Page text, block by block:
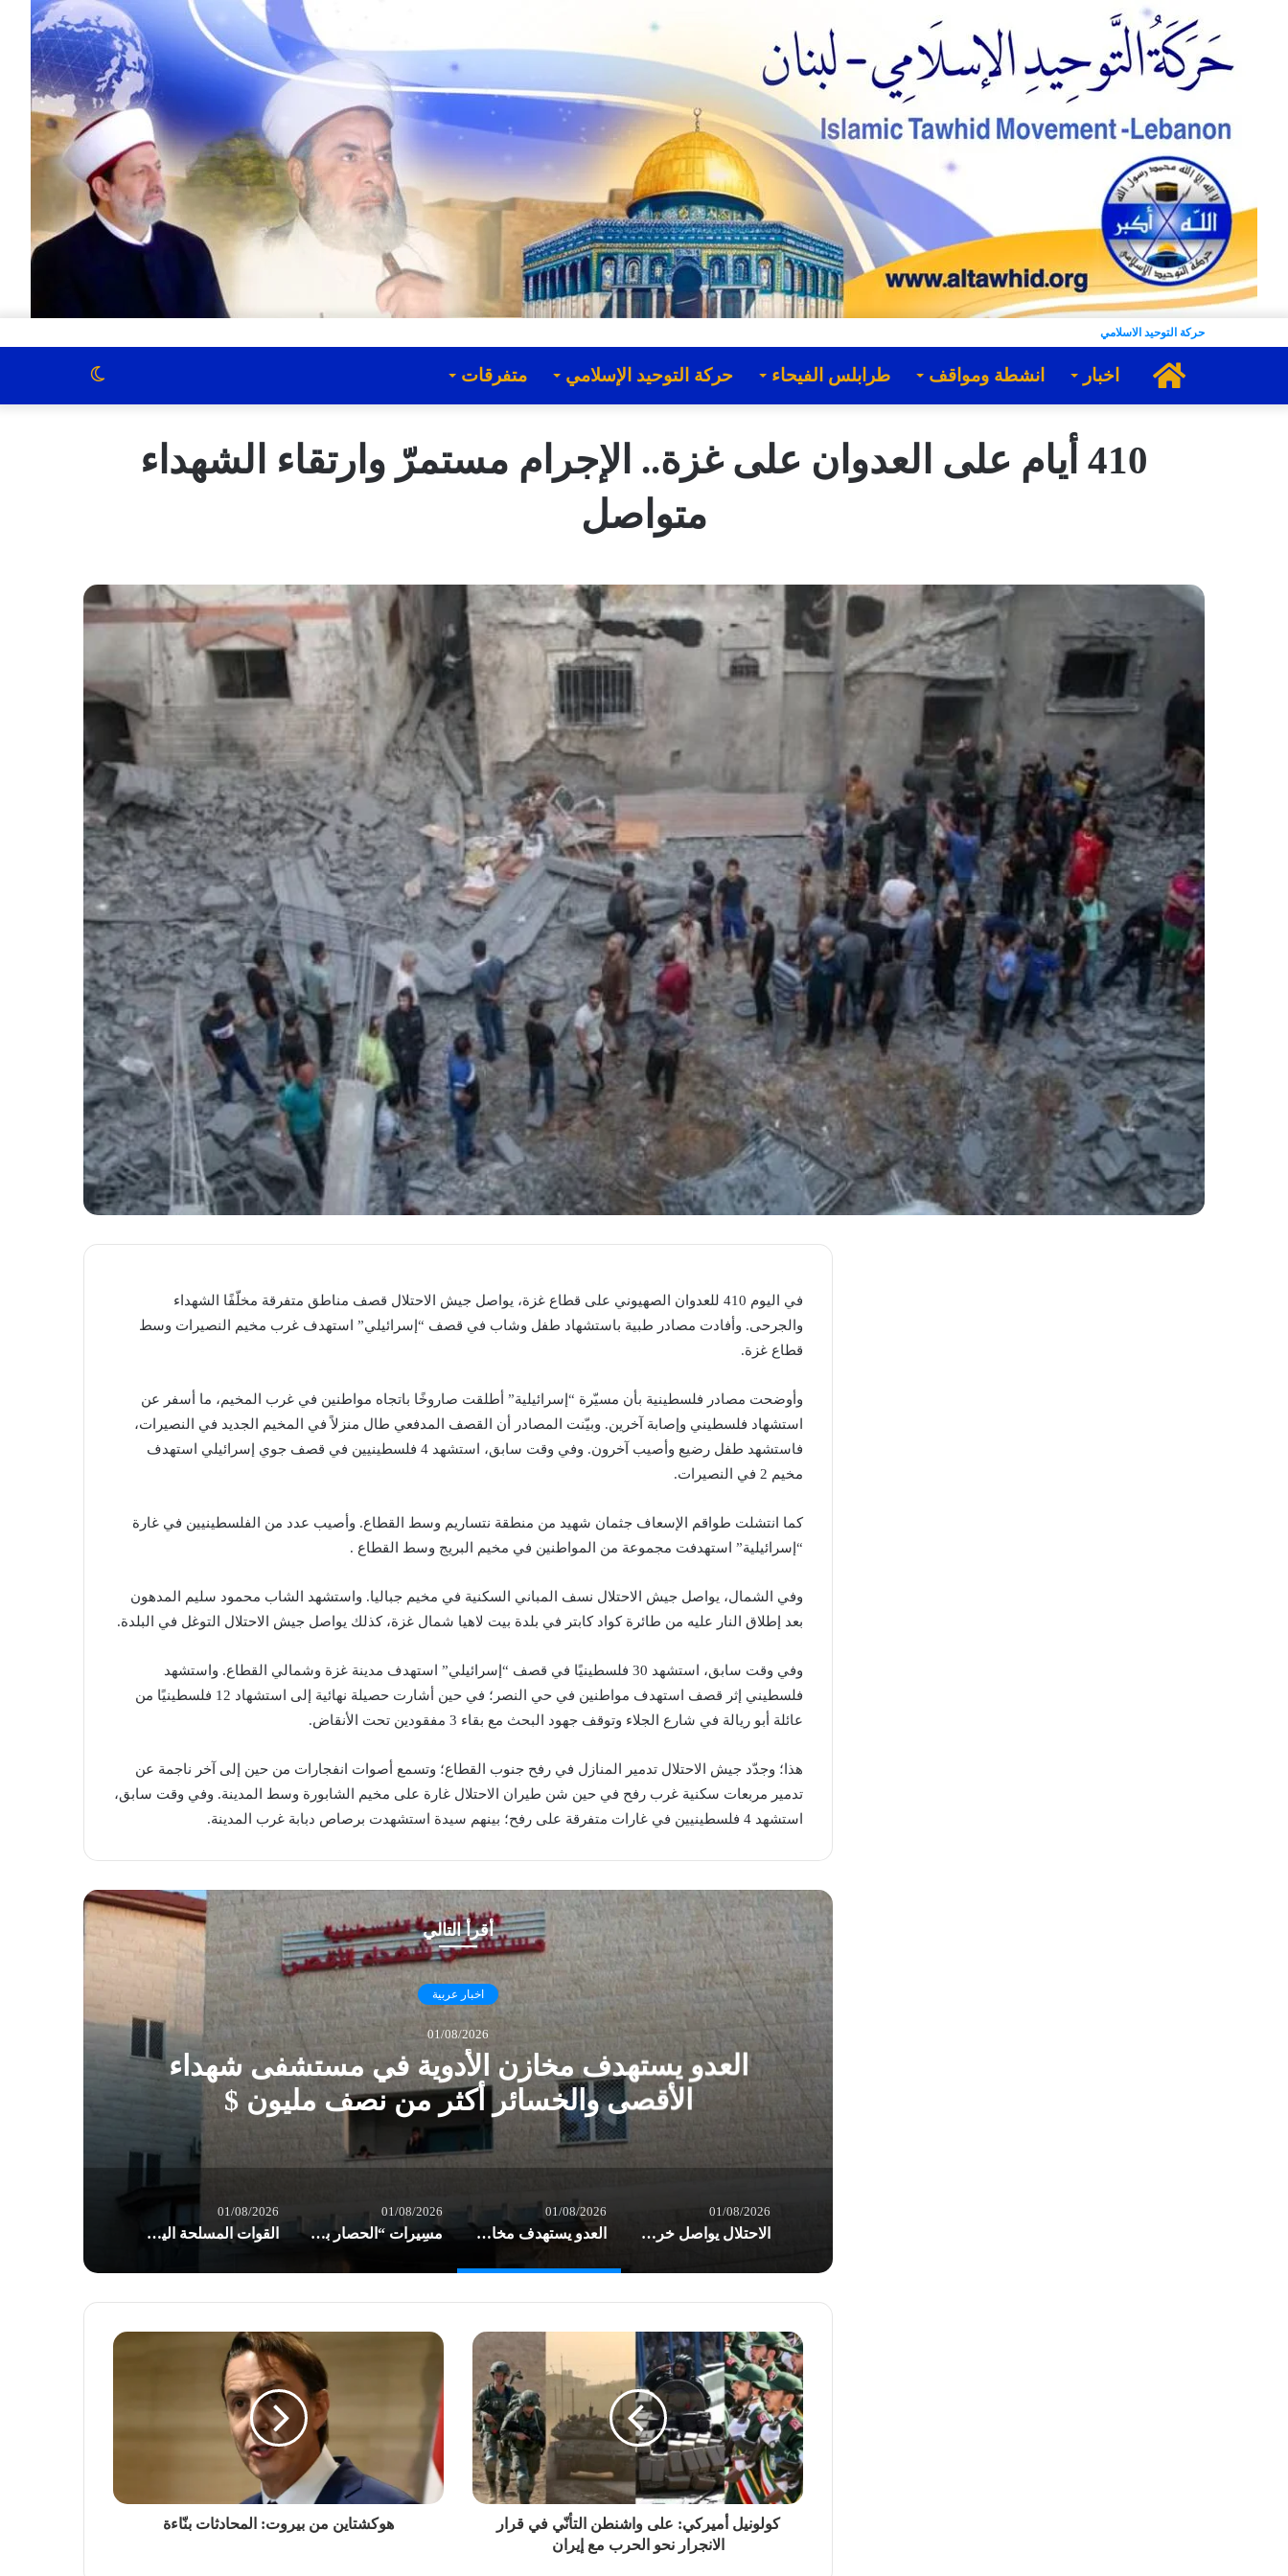
حركة التوحيد الاسلامي
الرئيسية
اخبار انشطة ومواقف طرابلس الفيحاء حركة التوحيد الإسلامي متفرقات الوضع
410 أيام على العدوان على غزة.. الإجرام مستمرّ وارتقاء الشهداء
متواصل
في اليوم 410 للعدوان الصهيوني على قطاع غزة، يواصل جيش الاحتلال قصف مناطق متفرقة مخلّفًا الشهداء
والجرحى. وأفادت مصادر طبية باستشهاد طفل وشاب في قصف “إسرائيلي” استهدف غرب مخيم النصيرات وسط
قطاع غزة.
وأوضحت مصادر فلسطينية بأن مسيّرة “إسرائيلية” أطلقت صاروخًا باتجاه مواطنين في غرب المخيم، ما أسفر عن
استشهاد فلسطيني وإصابة آخرين. وبيّنت المصادر أن القصف المدفعي طال منزلاً في المخيم الجديد في النصيرات،
فاستشهد طفل رضيع وأصيب آخرون. وفي وقت سابق، استشهد 4 فلسطينيين في قصف جوي إسرائيلي استهدف
مخيم 2 في النصيرات.
كما انتشلت طواقم الإسعاف جثمان شهيد من منطقة نتساريم وسط القطاع. وأصيب عدد من الفلسطينيين في غارة
“إسرائيلية” استهدفت مجموعة من المواطنين في مخيم البريج وسط القطاع .
وفي الشمال، يواصل جيش الاحتلال نسف المباني السكنية في مخيم جباليا. واستشهد الشاب محمود سليم المدهون
بعد إطلاق النار عليه من طائرة كواد كابتر في بلدة بيت لاهيا شمال غزة، كذلك يواصل جيش الاحتلال التوغل في البلدة.
وفي وقت سابق، استشهد 30 فلسطينيًا في قصف “إسرائيلي” استهدف مدينة غزة وشمالي القطاع. واستشهد
فلسطيني إثر قصف استهدف مواطنين في حي النصر؛ في حين أشارت حصيلة نهائية إلى استشهاد 12 فلسطينيًا من
عائلة أبو ريالة في شارع الجلاء وتوقف جهود البحث مع بقاء 3 مفقودين تحت الأنقاض.
هذا؛ وجدّد جيش الاحتلال تدمير المنازل في رفح جنوب القطاع؛ وتسمع أصوات انفجارات من حين إلى آخر ناجمة عن
تدمير مربعات سكنية غرب رفح في حين شن طيران الاحتلال غارة على مخيم الشابورة وسط المدينة. وفي وقت سابق،
استشهد 4 فلسطينيين في غارات متفرقة على رفح؛ بينهم سيدة استشهدت برصاص دبابة غرب المدينة.
أقرأ التالي
اخبار عربية
01/08/2026
العدو يستهدف مخازن الأدوية في مستشفى شهداء
الأقصى والخسائر أكثر من نصف مليون $
01/08/2026
الاحتلال يواصل خرق الهدنة في غزة.. شهداء وعشرات الإصابات بغارات العدو
01/08/2026
العدو يستهدف مخازن الأدوية في مستشفى شهداء الأقصى والخسائر أكثر من نصف مليون $
01/08/2026
مسِيرات “الحصار بالحصار والتصعيد بالتصعيد” في صنعاء: مستعدون لأثمان المعركة
01/08/2026
القوات المسلحة اليمنية: إجبار 8 سفن نفطية للعدو السعودي على تغيير مسارها
كولونيل أميركي: على واشنطن التأنّي في قرار
الانجرار نحو الحرب مع إيران
هوكشتاين من بيروت: المحادثات بنّاءة